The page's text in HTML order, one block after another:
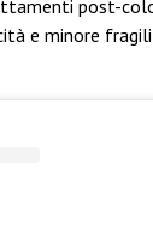
post-
e minore